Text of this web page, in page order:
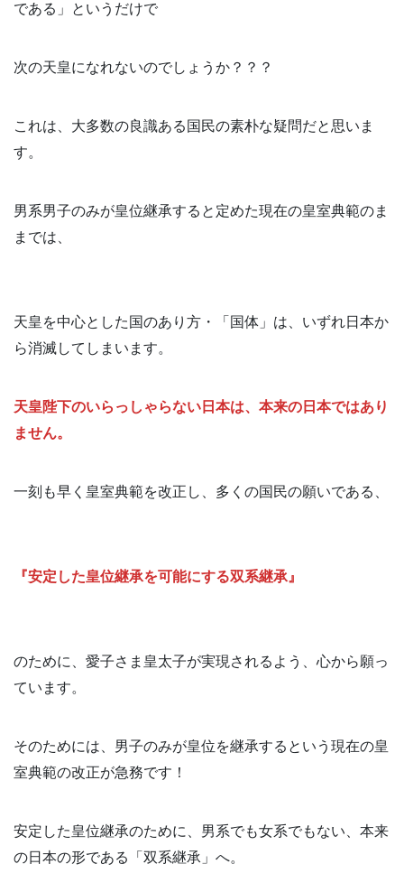
である」というだけで
次の天皇になれないのでしょうか？？？
これは、大多数の良識ある国民の素朴な疑問だと思いま
す。
男系男子のみが皇位継承すると定めた現在の皇室典範のま
までは、
天皇を中心とした国のあり方・「国体」は、いずれ日本か
ら消滅してしまいます。
天皇陛下のいらっしゃらない日本は、本来の日本ではあり
ません。
一刻も早く皇室典範を改正し、多くの国民の願いである、
『安定した皇位継承を可能にする双系継承』
のために、愛子さま皇太子が実現されるよう、心から願っ
ています。
そのためには、男子のみが皇位を継承するという現在の皇
室典範の改正が急務です！
安定した皇位継承のために、男系でも女系でもない、本来
の日本の形である「双系継承」へ。